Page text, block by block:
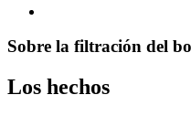
más
Sobre la filtración del
Los hechos